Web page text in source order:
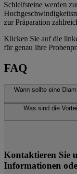
Schleifsteine werden
zur Präparation
Klicken Sie auf die
für genau Ihre
FAQ
Wann sollte eine
Was sind die
Kontaktieren Sie
Informationen